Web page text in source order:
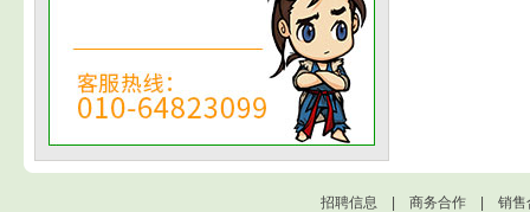
招聘信息 商务合作
销售